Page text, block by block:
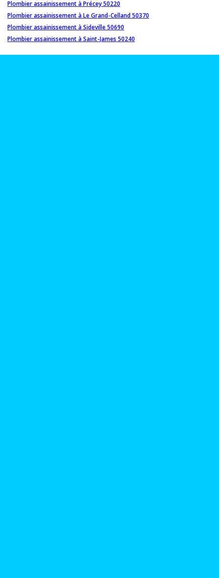
Plombier assainissement à Précey 50220
Plombier assainissement à Le Grand-Celland 50370
Plombier assainissement à Sideville 50690
Plombier assainissement à Saint-James 50240